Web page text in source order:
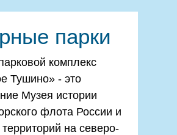
парки
комплекс
Тушино» - это
Музея истории
флота России и
на северо-